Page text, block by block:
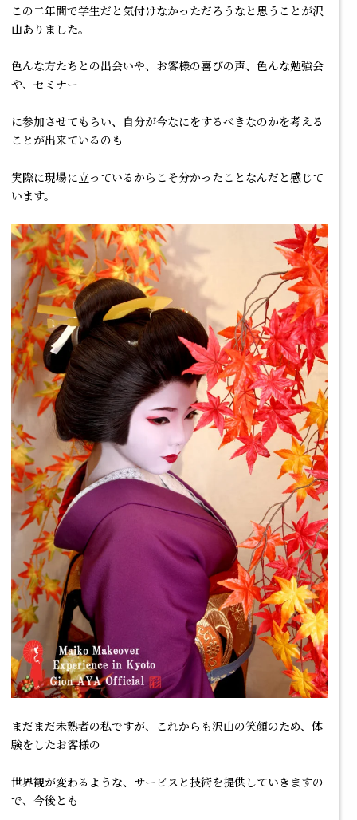
この二年間で学生だと気付けなかっただろうなと思うことが沢
山ありました。
色んな方たちとの出会いや、お客様の喜びの声、色んな勉強会
や、セミナー
に参加させてもらい、自分が今なにをするべきなのかを考える
ことが出来ているのも
実際に現場に立っているからこそ分かったことなんだと感じて
います。
まだまだ未熟者の私ですが、これからも沢山の笑顔のため、体
験をしたお客様の
世界観が変わるような、サービスと技術を提供していきますの
で、今後とも